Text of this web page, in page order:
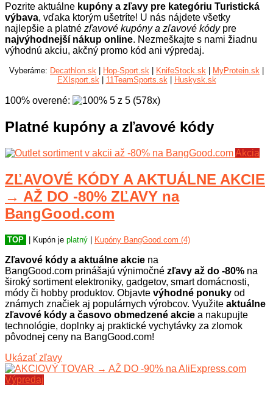
Pozrite aktuálne kupóny a zľavy pre kategóriu Turistická
výbava, vďaka ktorým ušetríte! U nás nájdete všetky
najlepšie a platné zľavové kupóny a zľavové kódypre
najvýhodnejší nákup online. Nezmeškajte s nami žiadnu
výhodnú akciu, akčný promo kód ani výpredaj.
Vyberáme: Decathlon.sk Hop-Sport.sk KnifeStock.sk MyProtein.sk
EXIsport.sk
11TeamSports.sk Huskysk.sk
100% overené: 5 z 5 (578x)
Platné kupóny a zľavové kódy
Akcia
ZĽAVOVÉ KÓDY A AKTUÁLNE AKCIE
→ AŽ DO -80% ZĽAVY na
BangGood.com
TOP | Kupón je platný Kupóny BangGood.com (4)
Zľavové kódy a aktuálne akcie na
BangGood.com prinášajú výnimočné zľavy až do -80% na
široký sortiment elektroniky, gadgetov, smart domácnosti,
módy či hobby produktov. Objavte výhodné ponuky od
známych značiek aj populárnych výrobcov. Využite aktuálne
zľavové kódy a časovo obmedzené akcie a nakupujte
technológie, doplnky aj praktické vychytávky za zlomok
pôvodnej ceny na BangGood.com!
Ukázať zľavy
Výpredaj